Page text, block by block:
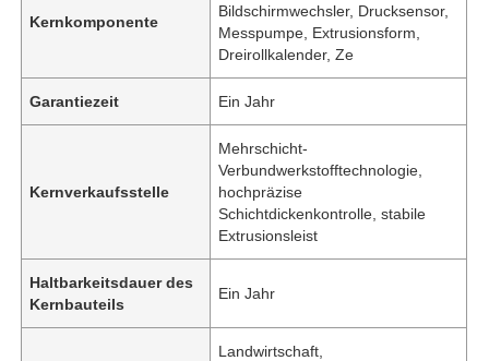
Kernkomponente
Bildschirmwechsler, Drucksensor,
Messpumpe, Extrusionsform,
Dreirollkalender, Ze
Garantiezeit Ein Jahr
Kernverkaufsstelle
Mehrschicht-
Verbundwerkstofftechnologie,
hochpräzise
Schichtdickenkontrolle, stabile
Extrusionsleist
Haltbarkeitsdauer des
Kernbauteils
Ein Jahr
Landwirtschaft,